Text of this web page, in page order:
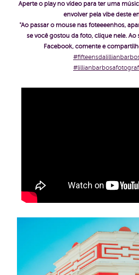
Aperte o play no vídeo para ter uma
envolver pela vibe deste
"Ao passar o mouse nas foteeeenhos,
se você gostou da foto, clique nele. Ao
Facebook, comente e